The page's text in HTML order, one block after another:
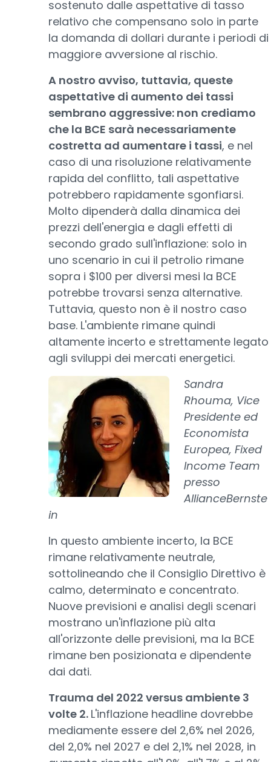
sostenuto dalle aspettative di tasso
relativo che compensano solo in parte
la domanda di dollari durante i periodi di
maggiore avversione al rischio.
A nostro avviso, tuttavia, queste
aspettative di aumento dei tassi
sembrano aggressive: non crediamo
che la BCE sarà necessariamente
costretta ad aumentare i tassi, e nel
caso di una risoluzione relativamente
rapida del conflitto, tali aspettative
potrebbero rapidamente sgonfiarsi.
Molto dipenderà dalla dinamica dei
prezzi dell'energia e dagli effetti di
secondo grado sull'inflazione: solo in
uno scenario in cui il petrolio rimane
sopra i $100 per diversi mesi la BCE
potrebbe trovarsi senza alternative.
Tuttavia, questo non è il nostro caso
base. L'ambiente rimane quindi
altamente incerto e strettamente legato
agli sviluppi dei mercati energetici.
Sandra
Rhouma, Vice
Presidente ed
Economista
Europea, Fixed
Income Team
presso
AllianceBernste
in
In questo ambiente incerto, la BCE
rimane relativamente neutrale,
sottolineando che il Consiglio Direttivo è
calmo, determinato e concentrato.
Nuove previsioni e analisi degli scenari
mostrano un'inflazione più alta
all'orizzonte delle previsioni, ma la BCE
rimane ben posizionata e dipendente
dai dati.
Trauma del 2022 versus ambiente 3
volte 2. L'inflazione headline dovrebbe
mediamente essere del 2,6% nel 2026,
del 2,0% nel 2027 e del 2,1% nel 2028, in